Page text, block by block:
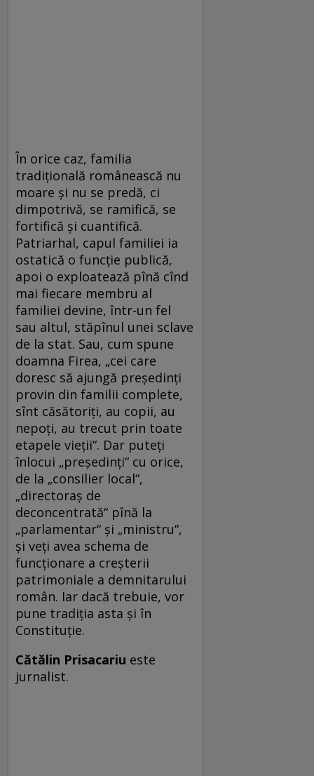
În orice caz, familia
tradițională românească nu
moare și nu se predă, ci
dimpotrivă, se ramifică, se
fortifică și cuantifică.
Patriarhal, capul familiei ia
ostatică o funcție publică,
apoi o exploatează pînă cînd
mai fiecare membru al
familiei devine, într-un fel
sau altul, stăpînul unei sclave
de la stat. Sau, cum spune
doamna Firea, „cei care
doresc să ajungă preşedinţi
provin din familii complete,
sînt căsătoriţi, au copii, au
nepoţi, au trecut prin toate
etapele vieţii“. Dar puteți
înlocui „președinți“ cu orice,
de la „consilier local“,
„directoraș de
deconcentrată“ pînă la
„parlamentar“ și „ministru“,
și veți avea schema de
funcționare a creșterii
patrimoniale a demnitarului
român. Iar dacă trebuie, vor
pune tradiția asta și în
Constituție.
Cătălin Prisacariu este
jurnalist.